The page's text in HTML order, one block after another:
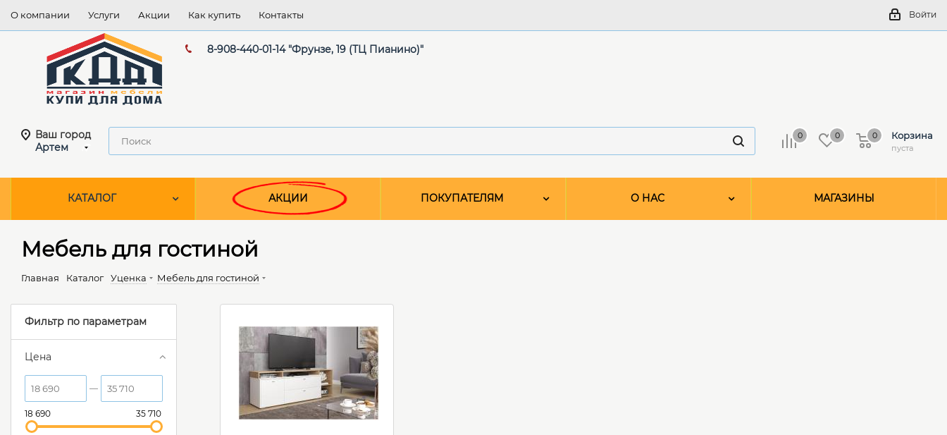
О компании Услуги Акции Как купить Контакты Войти
8-908-440-01-14 "Фрунзе, 19 (ТЦ Пианино)"
Ваш город
Артем
0 0 Корзина
пуста
0
КАТАЛОГ АКЦИИ ПОКУПАТЕЛЯМ О НАС МАГАЗИНЫ
Мебель для гостиной
Главная Каталог Уценка Мебель для гостиной
Фильтр по параметрам
Цена
18 690 35 710